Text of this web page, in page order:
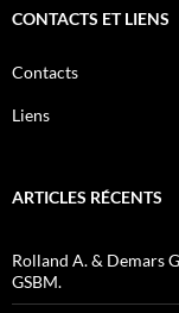
CONTACTS ET LIENS
Contacts
Liens
ARTICLES RÉCENTS
Rolland A. & Demars
GSBM.